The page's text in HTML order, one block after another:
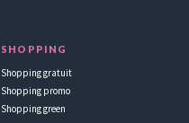
SHOPPING
Shopping gratuit
Shopping promo
Shopping green